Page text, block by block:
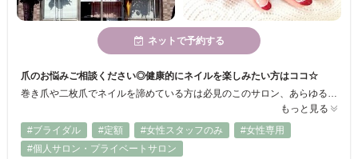
ネットで予約する
爪のお悩みご相談ください◎健康的にネイルを楽しみたい方はココ☆
巻き爪や二枚爪でネイルを諦めている方は必見のこのサロン、あらゆる爪のトラブルを改善してくれるから思う存分とネイルを楽しめます♪フットケアや手荒れ改善コースもあり、あなたのスタイルチェンジのご提案をご用意してお待ちしております。
もっと見る
#ブライダル
#定額 #女性スタッフのみ
#女性専用
#個人サロン・プライベートサロン